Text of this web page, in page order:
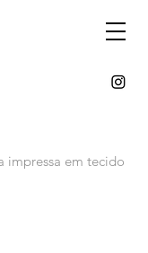
impressa em tecido